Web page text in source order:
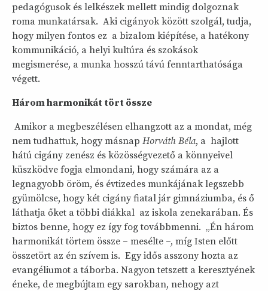
pedagógusok és lelkészek mellett mindig dolgoznak
roma munkatársak. Aki cigányok között szolgál, tudja,
hogy milyen fontos ez a bizalom kiépítése, a hatékony
kommunikáció, a helyi kultúra és szokások
megismerése, a munka hosszú távú fenntarthatósága
végett.
Három harmonikát tört össze
Amikor a megbeszélésen elhangzott az a mondat, még
nem tudhattuk, hogy másnap Horváth Béla, a hajlott
hátú cigány zenész és közösségvezető a könnyeivel
küszködve fogja elmondani, hogy számára az a
legnagyobb öröm, és évtizedes munkájának legszebb
gyümölcse, hogy két cigány fiatal jár gimnáziumba, és ő
láthatja őket a többi diákkal az iskola zenekarában. És
biztos benne, hogy ez így fog továbbmenni. „Én három
harmonikát törtem össze – mesélte –, míg Isten előtt
összetört az én szívem is. Egy idős asszony hozta az
evangéliumot a táborba. Nagyon tetszett a keresztyének
éneke, de megbújtam egy sarokban, nehogy azt